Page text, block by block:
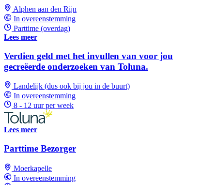
Alphen aan den Rijn
In overeenstemming
Parttime (overdag)
Lees meer
Verdien geld met het invullen van voor jou
gecreëerde onderzoeken van Toluna.
Landelijk (dus ook bij jou in de buurt)
In overeenstemming
8 - 12 uur per week
Lees meer
Parttime Bezorger
Moerkapelle
In overeenstemming